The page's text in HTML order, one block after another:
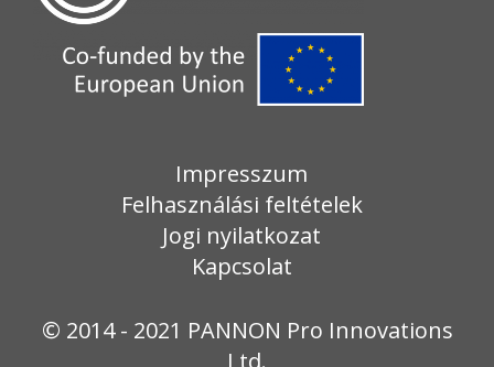
Impresszum
Felhasználási feltételek
Jogi nyilatkozat
Kapcsolat
© 2014 - 2021 PANNON Pro Innovations
Ltd.